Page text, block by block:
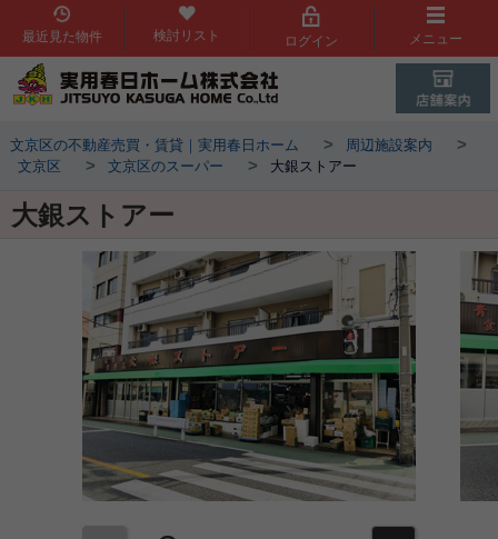
最近見た物件 検討リスト ログイン メニュー
文京区の不動産売買・賃貸｜実用春日ホーム > 周辺施設案内 >
文京区 > 文京区のスーパー > 大銀ストアー
大銀ストアー